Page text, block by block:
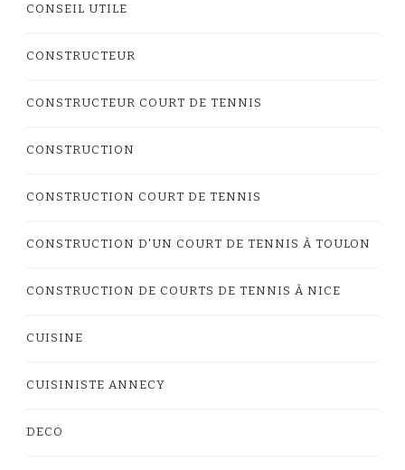
CONSEIL UTILE
CONSTRUCTEUR
CONSTRUCTEUR COURT DE TENNIS
CONSTRUCTION
CONSTRUCTION COURT DE TENNIS
CONSTRUCTION D'UN COURT DE TENNIS À TOULON
CONSTRUCTION DE COURTS DE TENNIS À NICE
CUISINE
CUISINISTE ANNECY
DECO